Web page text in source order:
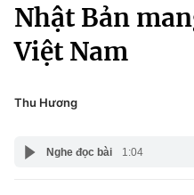
Chính trị
Xã hội
Pháp luật
Y tế
Truyền hình
Văn hóa - Giải trí
Công nghệ
Nhật Bản
Việt Nam
Thu Hương
Nghe đọc bài 1:04